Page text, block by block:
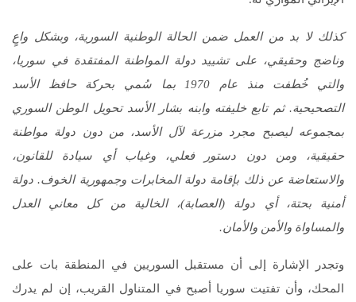
كذلك لا بد من العمل ضمن الحالة الوطنية السورية، وبشكل واعٍ
وناضج وحقيقي، على تشييد دولة المواطنة المفتقدة في سوريا،
والتي خُطفت منذ عام 1970 بما سُمي بحركة حافظ الأسد
التصحيحية. ثم تابع خليفته وابنه بشار الأسد تحويل الوطن السوري
بمجموعه ليصبح مجرد مزرعة لآل الأسد، من دون دولة مواطنة
حقيقية، ومن دون دستور فعلي، وغياب أي سيادة للقانون،
والاستعاضة عن ذلك بإقامة دولة المخابرات وجمهورية الخوف. دولة
أمنية بحتة، أي دولة (العصابة)، الخالية من كل معاني العدل
والمساواة والأمن والأمان.
وتجدر الإشارة إلى أن مستقبل السوريين في المنطقة بات على
المحك، وأن تفتيت سوريا أصبح في المتناول القريب، إن لم يدرك